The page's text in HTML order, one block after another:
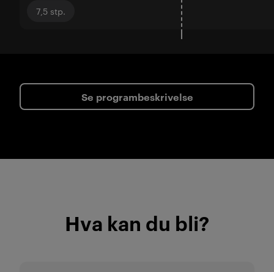
7,5 stp.
Se programbeskrivelse
Hva kan du bli?